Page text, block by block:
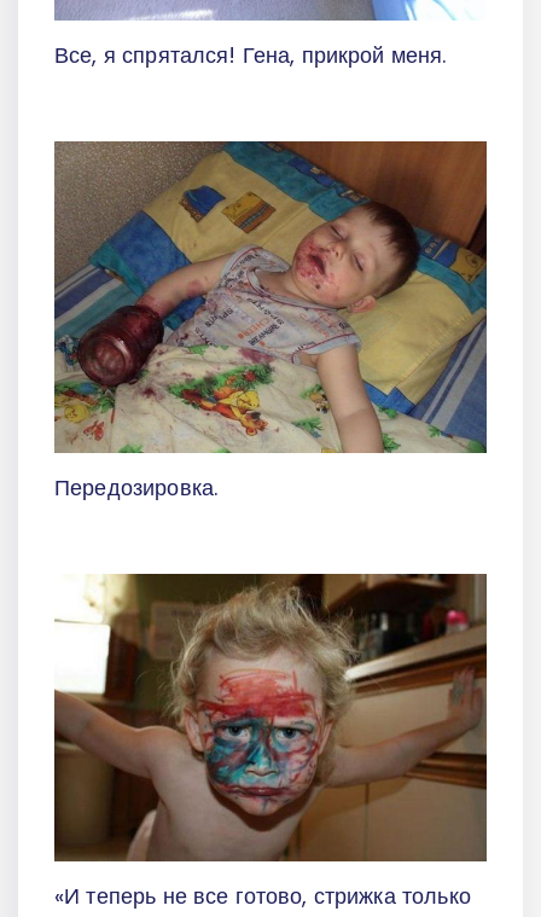
Все, я спрятался! Гена, прикрой меня.
Передозировка.
«И теперь не все готово, стрижка только